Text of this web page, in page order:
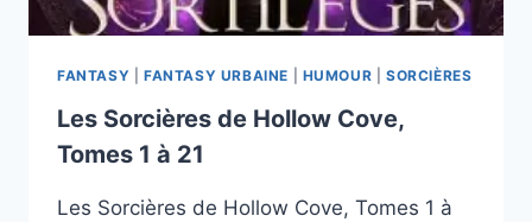
FANTASY FANTASY URBAINE HUMOUR |SORCIÈRES
Les Sorcières de Hollow Cove,
Tomes 1 à 21
Les Sorcières de Hollow Cove, Tomes 1 à